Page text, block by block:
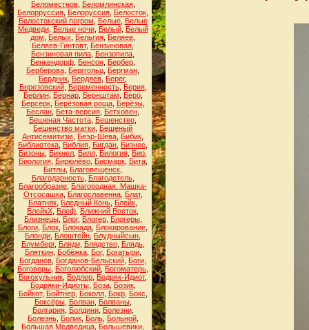
Беломестнов, Беломлинская,
Белорруссия Белоруссия Белосток
Белостокский погром
Белые, Белые
Медведи, Белые ночи, Белый, Белый
дом
Белых Бельгия Беляев
Беляев-Гинтовт, Бензиновая
Бензиновая пила Бензопила
Бенкендорф Бенсон Бербер
Берберова Берггольц Бергман
Бердник Бердяев Берег,
Березовский, Беременность, Берия,
Берлин, Бернар, Бернштам Беро,
Берсерк, Берёзовая роща, Берёзы,
Беслан Бета-версия Бетховен
Бешеная Частота Бешенство
Бешенство матки Бешеный
Антисемитизм
Беэр-Шева Бибик
Библиотека Библия Бигдан Бизнес
Бизоны Бикнел Билл Билогия Био
Биология, Бирюлёво, Бисмарк, Бита,
Битлы Благовещенск
Благодарность, Благодетель,
Благообразие Благородная. Машка-
Отсосашка, Благославенна, Блат,
Блатняк Бледный Конь Блейк
БлейкХ Блеф Ближний Восток
Близнецы, Блог, Блогер, Блогеры,
Блоги Блок Блокада Блокирование
Блонди Блоштейн Блудныйсын
Блумберг, Бляди, Блядство, Блядь,
Бляткин, Бобёжка, Бог, Богатыри,
Богданов Богданов-Бельский Боги
Боговеры Боголюбский Богоматерь
Богохульник Бодлер Бодряк-Идиот,
Бодряки-Идиоты, Боза, Бозик,
Бойкот, Бойтнер, Боколл, Бокр, Бокс
Боксёры, Болван, Болваны,
Болгария, Болдини, Болезни,
Болезнь, Болик, Боль, Больной,
Большая Медведица Большевики